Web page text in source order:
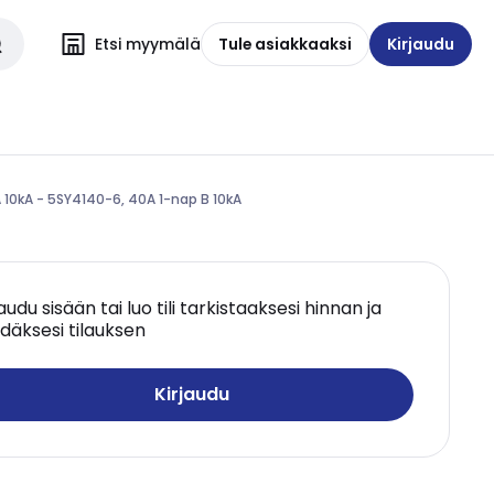
Etsi myymälä Tule asiakkaaksi Kirjaudu
- 5SY4140-6, 40A 1-nap B 10kA
sisään tai luo tili tarkistaaksesi hinnan ja
tilauksen
Kirjaudu